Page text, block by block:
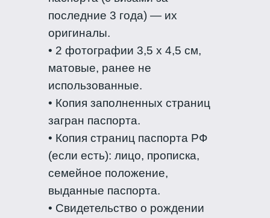
последние 3 года) — их
оригиналы.
• 2 фотографии 3,5 х 4,5 см,
матовые, ранее не
использованные.
• Копия заполненных страниц
загран паспорта.
• Копия страниц паспорта РФ
(если есть): лицо, прописка,
семейное положение,
выданные паспорта.
• Свидетельство о рождении